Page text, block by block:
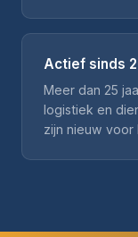
Actief sinds
Meer dan 25
logistiek en
zijn nieuw voor